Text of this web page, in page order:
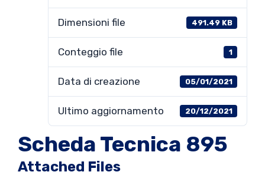
Dimensioni file 491.49 KB
Conteggio file 1
Data di creazione 05/01/2021
Ultimo aggiornamento 20/12/2021
Scheda Tecnica 895
Attached Files